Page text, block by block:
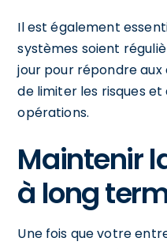
Il est également
systèmes soient
jour pour répondre aux
de limiter les risques
opérations.
Maintenir
à long
Une fois que votre